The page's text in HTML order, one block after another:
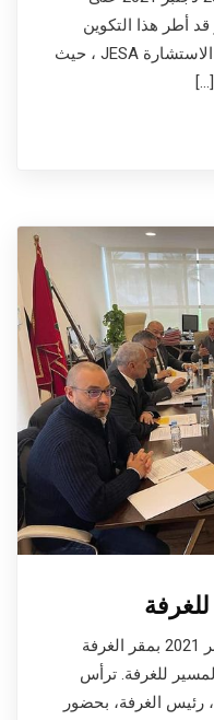
أطر هذا التكوين
الأستاذة فاطمة العاقل عن مكتب الاستشارة JESA ، حيث
انعقد صبيحة يوم الخميس 23 دجنبر 2021 بمقر الغرفة
للغرفة. ترأس
رئيس الغرفة، بحضور